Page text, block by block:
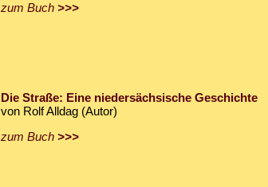
zum Buch >>>
Die Straße: Eine niedersächsische Geschichte
von Rolf Alldag (Autor)
zum Buch >>>